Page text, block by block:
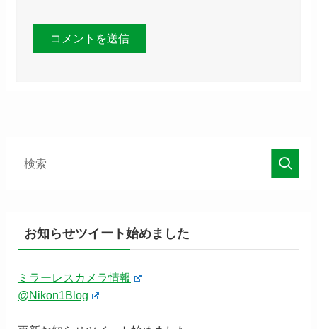
お知らせツイート始めました
ミラーレスカメラ情報
@Nikon1Blog